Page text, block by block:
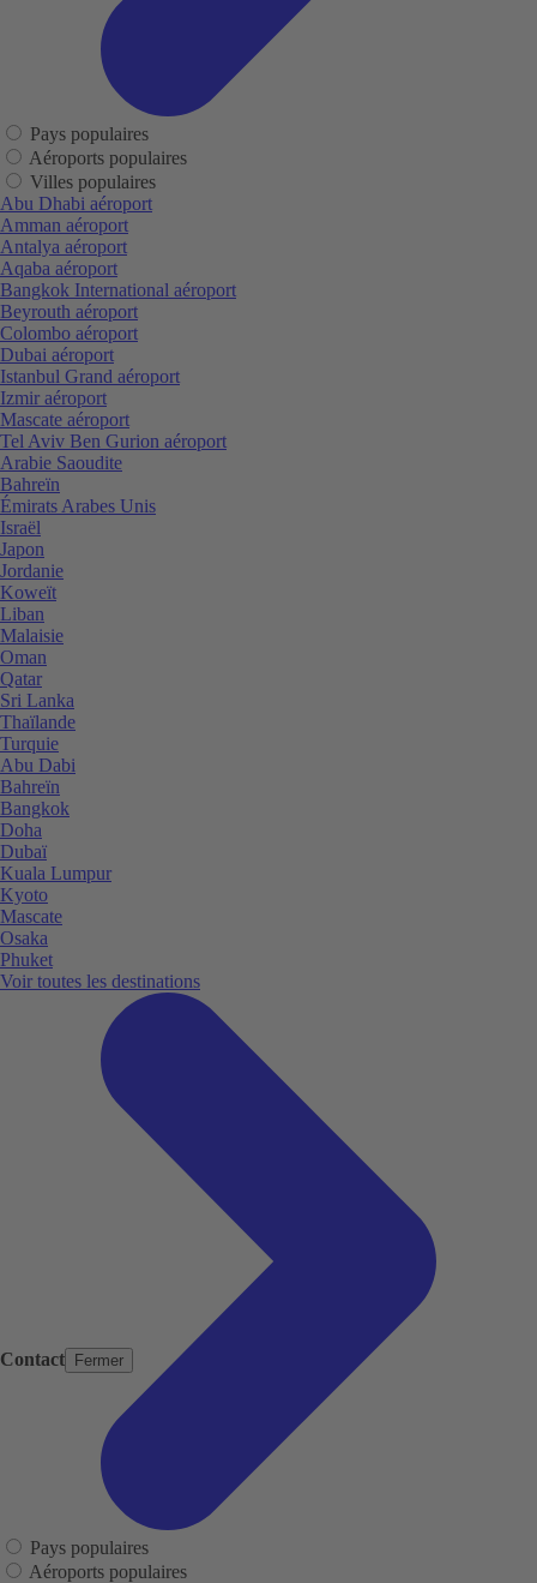
Contact Fermer
Pays populaires
Aéroports populaires
Villes populaires
Abu Dhabi aéroport
Amman aéroport
Antalya aéroport
Aqaba aéroport
Bangkok International aéroport
Beyrouth aéroport
Colombo aéroport
Dubai aéroport
Istanbul Grand aéroport
Izmir aéroport
Mascate aéroport
Tel Aviv Ben Gurion aéroport
Arabie Saoudite
Bahreïn
Émirats Arabes Unis
Israël
Japon
Jordanie
Koweït
Liban
Malaisie
Oman
Qatar
Sri Lanka
Thaïlande
Turquie
Abu Dabi
Bahreïn
Bangkok
Doha
Dubaï
Kuala Lumpur
Kyoto
Mascate
Osaka
Phuket
Voir toutes les destinations
Pays populaires
Aéroports populaires